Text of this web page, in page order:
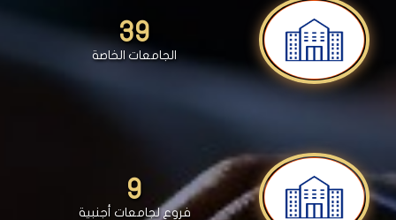
39
الجامعات الخاصة
9
فروع لجامعات أجنبية